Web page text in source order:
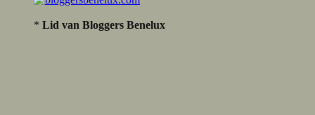
* Lid van Bloggers Benelux